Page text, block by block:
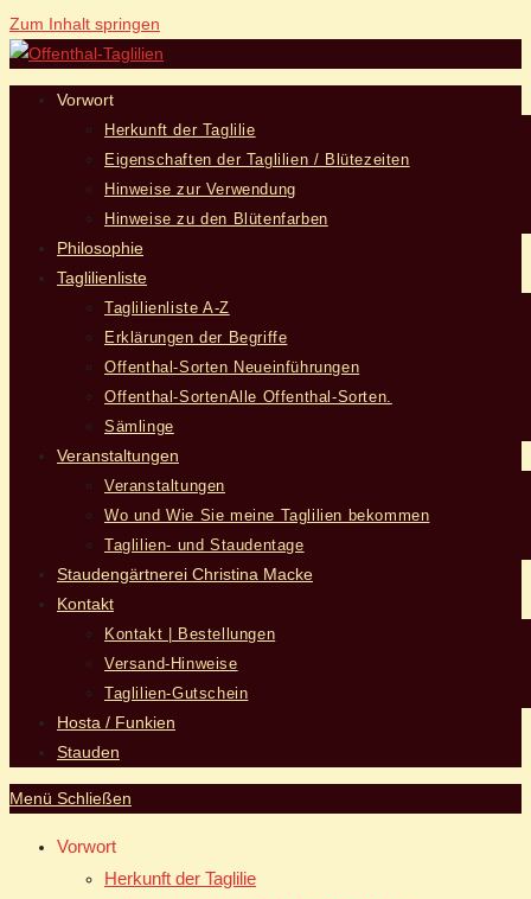
Zum Inhalt springen
Vorwort
Herkunft der Taglilie
Eigenschaften der Taglilien / Blütezeiten
Hinweise zur Verwendung
Hinweise zu den Blütenfarben
Philosophie
Taglilienliste
Taglilienliste A-Z
Erklärungen der Begriffe
Offenthal-Sorten Neueinführungen
Offenthal-SortenAlle Offenthal-Sorten.
Sämlinge
Veranstaltungen
Veranstaltungen
Wo und Wie Sie meine Taglilien bekommen
Taglilien- und Staudentage
Staudengärtnerei Christina Macke
Kontakt
Kontakt | Bestellungen
Versand-Hinweise
Taglilien-Gutschein
Hosta / Funkien
Stauden
Menü Schließen
Vorwort
Herkunft der Taglilie